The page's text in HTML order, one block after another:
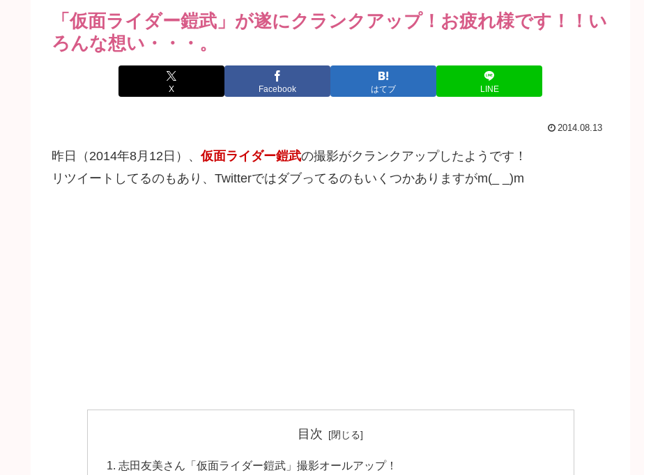
「仮面ライダー鎧武」が遂にクランクアップ！お疲れ様です！！い
ろんな想い・・・。
X Facebook はてブ LINE
2014.08.13
昨日（2014年8月12日）、仮面ライダー鎧武の撮影がクランクアップしたようです！
リツイートしてるのもあり、Twitterではダブってるのもいくつかありますがm(_ _)m
目次
志田友美さん「仮面ライダー鎧武」撮影オールアップ！